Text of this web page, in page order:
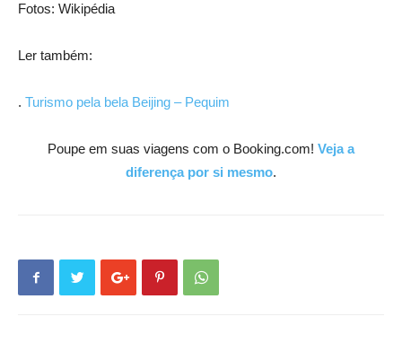
Fotos: Wikipédia
Ler também:
. Turismo pela bela Beijing – Pequim
Poupe em suas viagens com o Booking.com! Veja a
diferença por si mesmo.